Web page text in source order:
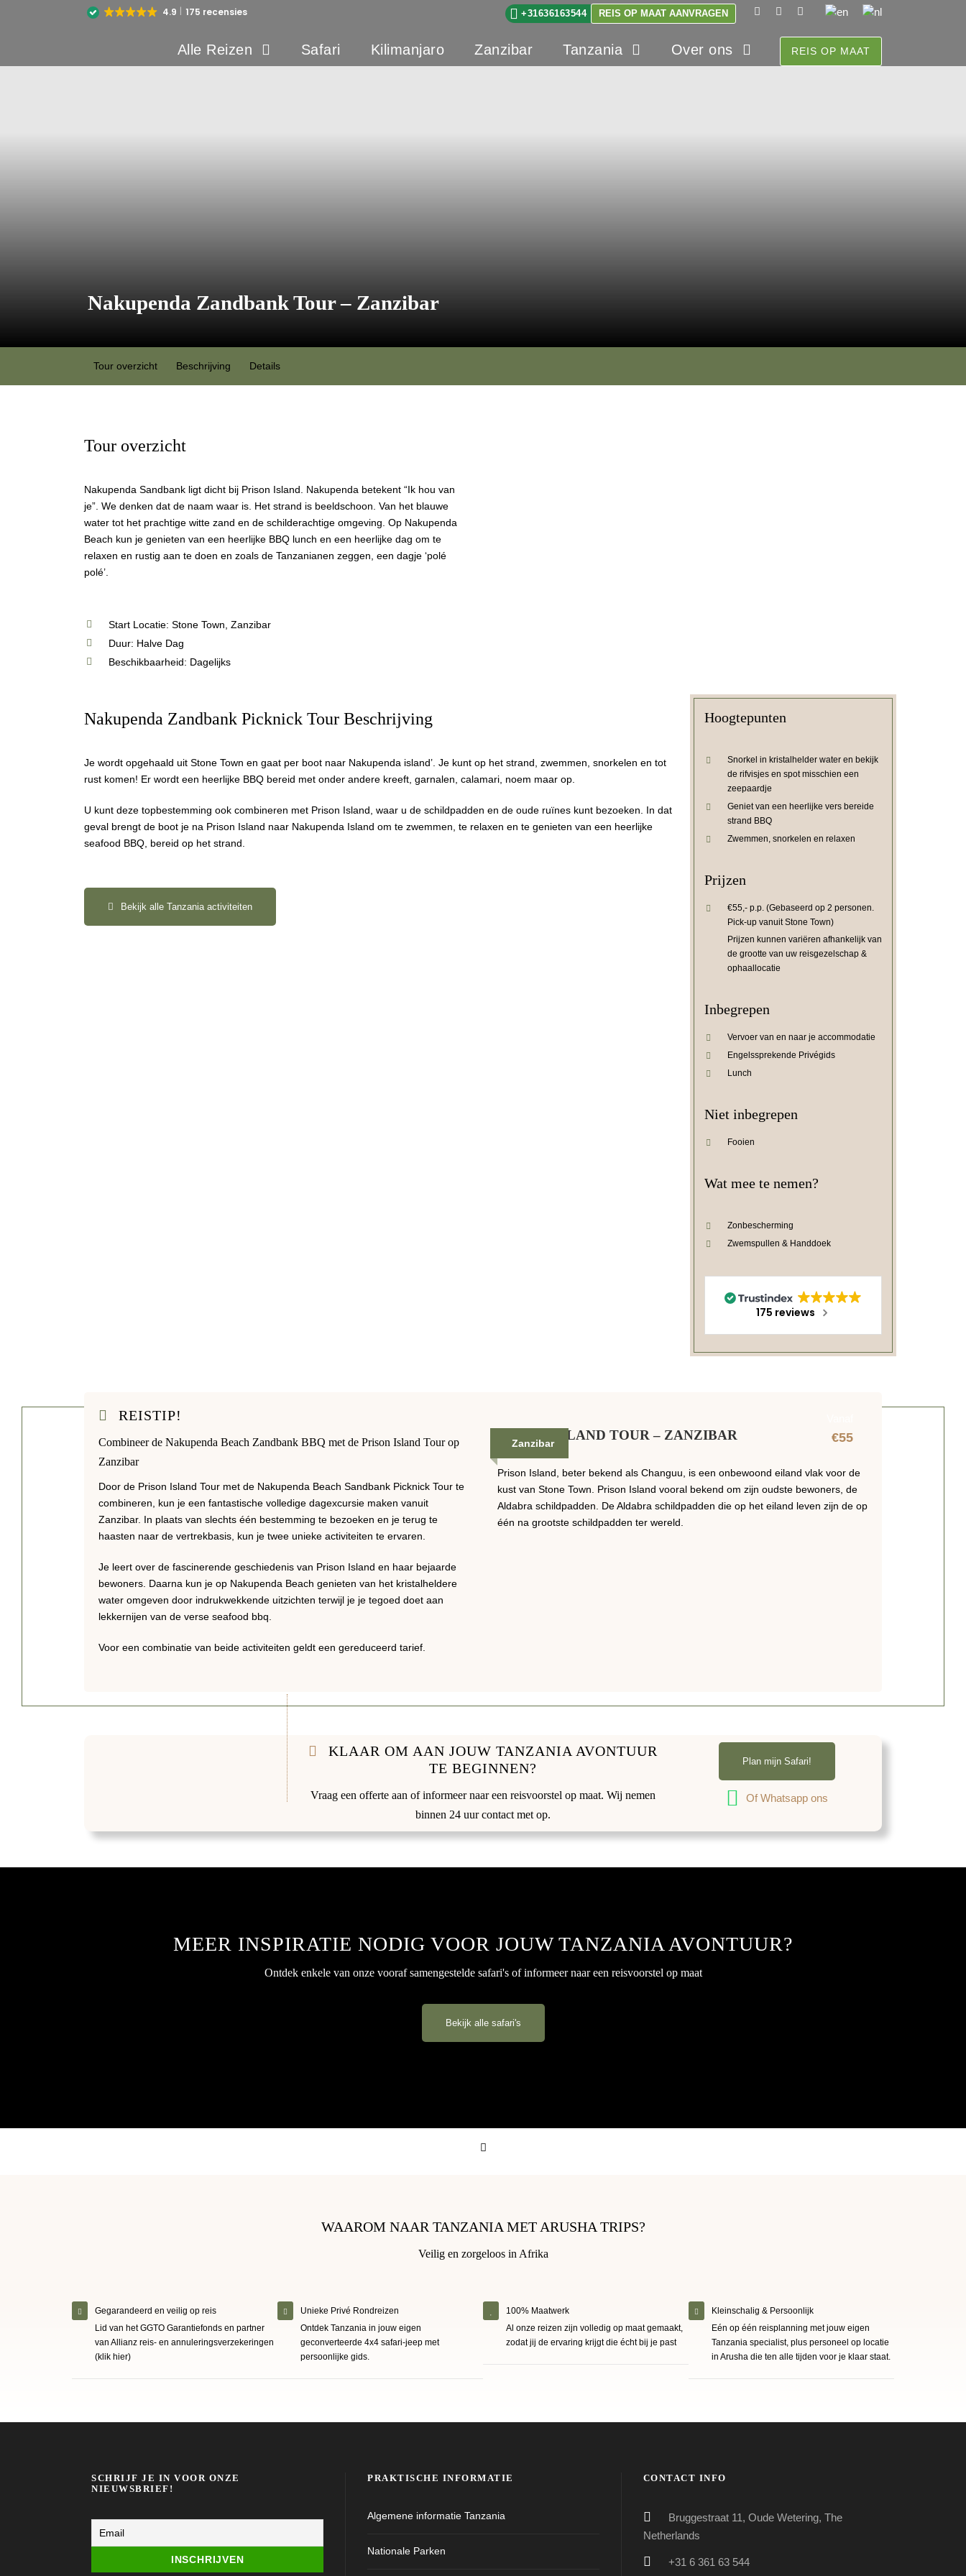
4.9 175 recensies +31636163544 REIS OP MAAT AANVRAGEN
Alle Reizen Safari Kilimanjaro Zanzibar Tanzania Over ons REIS OP MAAT
Nakupenda Zandbank Tour – Zanzibar
Tour overzicht Beschrijving Details
Tour overzicht
Nakupenda Sandbank ligt dicht bij Prison Island. Nakupenda betekent “Ik hou van
je”. We denken dat de naam waar is. Het strand is beeldschoon. Van het blauwe
water tot het prachtige witte zand en de schilderachtige omgeving. Op Nakupenda
Beach kun je genieten van een heerlijke BBQ lunch en een heerlijke dag om te
relaxen en rustig aan te doen en zoals de Tanzanianen zeggen, een dagje ‘polé
polé’.
Start Locatie: Stone Town, Zanzibar
Duur: Halve Dag
Beschikbaarheid: Dagelijks
Nakupenda Zandbank Picknick Tour Beschrijving
Je wordt opgehaald uit Stone Town en gaat per boot naar Nakupenda island’. Je kunt op het strand, zwemmen, snorkelen en tot
rust komen! Er wordt een heerlijke BBQ bereid met onder andere kreeft, garnalen, calamari, noem maar op.
U kunt deze topbestemming ook combineren met Prison Island, waar u de schildpadden en de oude ruïnes kunt bezoeken. In dat
geval brengt de boot je na Prison Island naar Nakupenda Island om te zwemmen, te relaxen en te genieten van een heerlijke
seafood BBQ, bereid op het strand.
Bekijk alle Tanzania activiteiten
Hoogtepunten
Snorkel in kristalhelder water en bekijk
de rifvisjes en spot misschien een
zeepaardje
Geniet van een heerlijke vers bereide
strand BBQ
Zwemmen, snorkelen en relaxen
Prijzen
€55,- p.p. (Gebaseerd op 2 personen.
Pick-up vanuit Stone Town)
Prijzen kunnen variëren afhankelijk van
de grootte van uw reisgezelschap &
ophaallocatie
Inbegrepen
Vervoer van en naar je accommodatie
Engelssprekende Privégids
Lunch
Niet inbegrepen
Fooien
Wat mee te nemen?
Zonbescherming
Zwemspullen & Handdoek
175 reviews
REISTIP!
Combineer de Nakupenda Beach Zandbank BBQ met de Prison Island Tour op
Zanzibar
Door de Prison Island Tour met de Nakupenda Beach Sandbank Picknick Tour te
combineren, kun je een fantastische volledige dagexcursie maken vanuit
Zanzibar. In plaats van slechts één bestemming te bezoeken en je terug te
haasten naar de vertrekbasis, kun je twee unieke activiteiten te ervaren.
Je leert over de fascinerende geschiedenis van Prison Island en haar bejaarde
bewoners. Daarna kun je op Nakupenda Beach genieten van het kristalheldere
water omgeven door indrukwekkende uitzichten terwijl je je tegoed doet aan
lekkernijen van de verse seafood bbq.
Voor een combinatie van beide activiteiten geldt een gereduceerd tarief.
Zanzibar
PRISON ISLAND TOUR – ZANZIBAR €55
Prison Island, beter bekend als Changuu, is een onbewoond eiland vlak voor de
kust van Stone Town. Prison Island vooral bekend om zijn oudste bewoners, de
Aldabra schildpadden. De Aldabra schildpadden die op het eiland leven zijn de op
één na grootste schildpadden ter wereld.
KLAAR OM AAN JOUW TANZANIA AVONTUUR
TE BEGINNEN?
Vraag een offerte aan of informeer naar een reisvoorstel op maat. Wij nemen
binnen 24 uur contact met op.
Plan mijn Safari!
Of Whatsapp ons
MEER INSPIRATIE NODIG VOOR JOUW TANZANIA AVONTUUR?
Ontdek enkele van onze vooraf samengestelde safari's of informeer naar een reisvoorstel op maat
Bekijk alle safari's
WAAROM NAAR TANZANIA MET ARUSHA TRIPS?
Veilig en zorgeloos in Afrika
Gegarandeerd en veilig op reis
Lid van het GGTO Garantiefonds en partner
van Allianz reis- en annuleringsverzekeringen
(klik hier)
Unieke Privé Rondreizen
Ontdek Tanzania in jouw eigen
geconverteerde 4x4 safari-jeep met
persoonlijke gids.
100% Maatwerk
Al onze reizen zijn volledig op maat gemaakt,
zodat jij de ervaring krijgt die écht bij je past
Kleinschalig & Persoonlijk
Eén op één reisplanning met jouw eigen
Tanzania specialist, plus personeel op locatie
in Arusha die ten alle tijden voor je klaar staat.
SCHRIJF JE IN VOOR ONZE
NIEUWSBRIEF!
PRAKTISCHE INFORMATIE
Algemene informatie Tanzania
Nationale Parken
CONTACT INFO
Bruggestraat 11, Oude Wetering, The
Netherlands
+31 6 361 63 544